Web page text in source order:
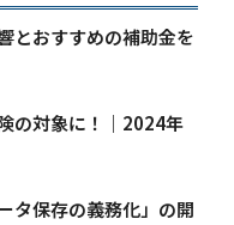
とおすすめの補助金を
の対象に！｜2024年
タ保存の義務化」の開